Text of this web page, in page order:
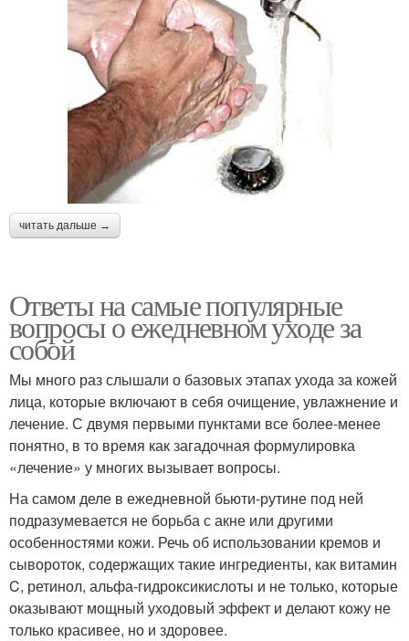
читать дальше →
Ответы на самые популярные
вопросы о ежедневном уходе за
собой
Мы много раз слышали о базовых этапах ухода за кожей
лица, которые включают в себя очищение, увлажнение и
лечение. С двумя первыми пунктами все более-менее
понятно, в то время как загадочная формулировка
«лечение» у многих вызывает вопросы.
На самом деле в ежедневной бьюти-рутине под ней
подразумевается не борьба с акне или другими
особенностями кожи. Речь об использовании кремов и
сывороток, содержащих такие ингредиенты, как витамин
C, ретинол, альфа-гидроксикислоты и не только, которые
оказывают мощный уходовый эффект и делают кожу не
только красивее, но и здоровее.